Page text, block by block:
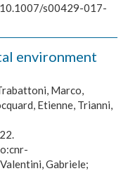
s00429-017-
environment
Marco,
Etienne, Trianni,
Gabriele;